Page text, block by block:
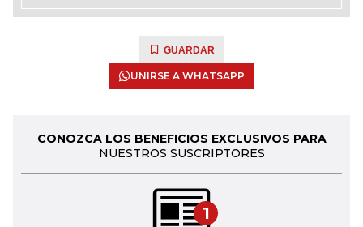
GUARDAR
UNIRSE A WHATSAPP
CONOZCA LOS BENEFICIOS EXCLUSIVOS PARA
NUESTROS SUSCRIPTORES
1